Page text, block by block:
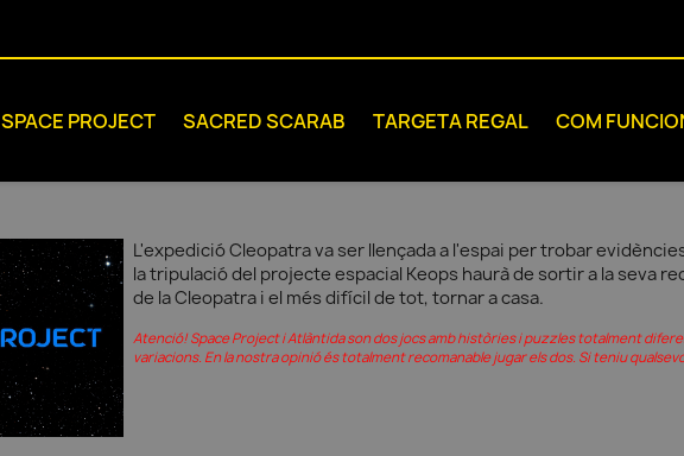
SPACE PROJECT SACRED SCARAB TARGETA REGAL COM
L'expedició Cleopatra va ser llençada a l'espai per trobar
la tripulació del projecte espacial Keops haurà de sortir a la seva
de la Cleopatra i el més difícil de tot, tornar a casa.
Atenció! Space Project i Atlàntida son dos jocs amb històries i puzzles totalment
variacions. En la nostra opinió és totalment recomanable jugar els dos. Si teniu